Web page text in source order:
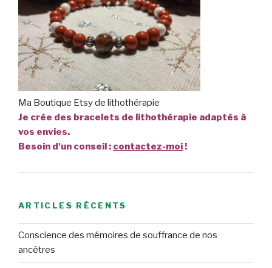
Ma Boutique Etsy de lithothérapie
Je crée des bracelets de lithothérapie adaptés à
vos envies.
Besoin d'un conseil : contactez-moi!
ARTICLES RÉCENTS
Conscience des mémoires de souffrance de nos
ancêtres